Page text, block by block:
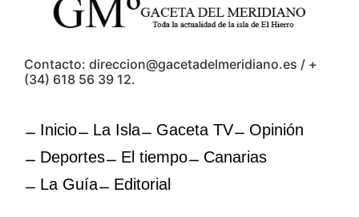
Contacto: direccion@gacetadelmeridiano.es / +
(34) 618 56 39 12.
Inicio La Isla Gaceta TV
Opinión
Deportes
El tiempo
Canarias
La Guía
Editorial